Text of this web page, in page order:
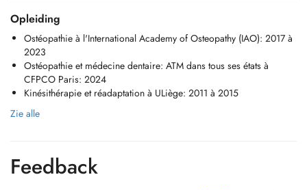
Opleiding
Ostéopathie à l'International Academy of Osteopathy (IAO): 2017 à
2023
Ostéopathie et médecine dentaire: ATM dans tous ses états à
CFPCO Paris: 2024
Kinésithérapie et réadaptation à ULiège: 2011 à 2015
Zie alle
Feedback